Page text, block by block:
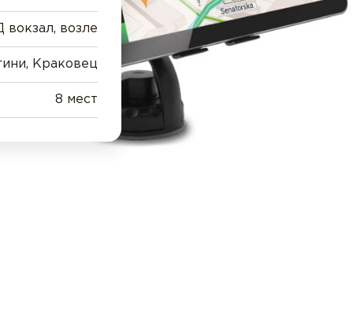
возле
Краковец
8 мест